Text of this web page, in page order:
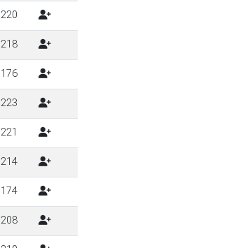
220
218
176
223
221
214
174
208